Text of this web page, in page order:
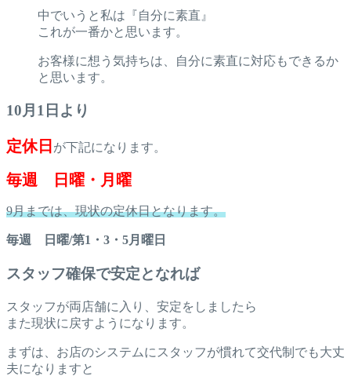
中でいうと私は『自分に素直』
これが一番かと思います。
お客様に想う気持ちは、自分に素直に対応もできるか
と思います。
10月1日より
定休日 が下記になります。
毎週 日曜・月曜
9月までは、現状の定休日となります。
毎週 日曜/第1・3・5月曜日
スタッフ確保で安定となれば
スタッフが両店舗に入り、安定をしましたら
また現状に戻すようになります。
まずは、お店のシステムにスタッフが慣れて交代制でも大丈
夫になりますと